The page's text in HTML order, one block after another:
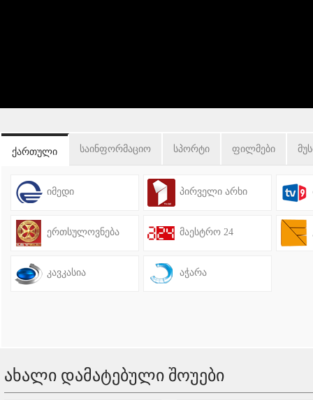
ქართული საინფორმაციო სპორტი ფილმები
იმედი პირველი არხი
ერთსულოვნება მაესტრო 24
კავკასია აჭარა
ახალი დამატებული შოუები